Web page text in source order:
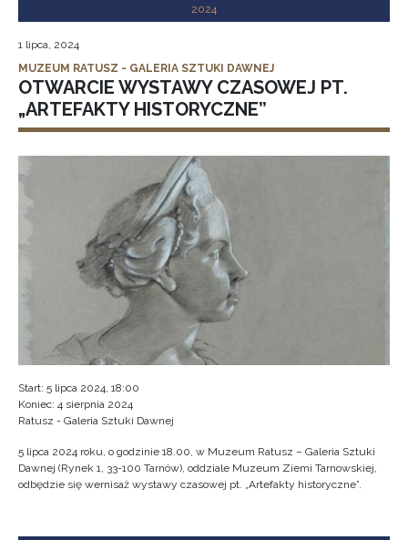
2024
1 lipca, 2024
MUZEUM RATUSZ - GALERIA SZTUKI DAWNEJ
OTWARCIE WYSTAWY CZASOWEJ PT.
„ARTEFAKTY HISTORYCZNE”
Start: 5 lipca 2024, 18:00
Koniec: 4 sierpnia 2024
Ratusz - Galeria Sztuki Dawnej
5 lipca 2024 roku, o godzinie 18.00, w Muzeum Ratusz – Galeria Sztuki
Dawnej (Rynek 1, 33-100 Tarnów), oddziale Muzeum Ziemi Tarnowskiej,
odbędzie się wernisaż wystawy czasowej pt. „Artefakty historyczne”.